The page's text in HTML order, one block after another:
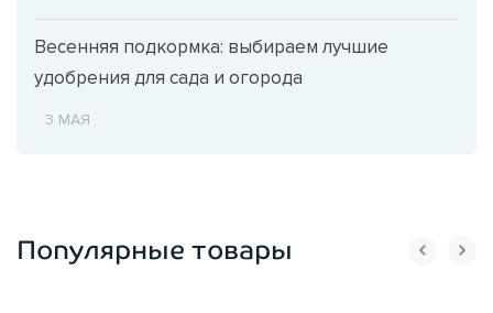
Весенняя подкормка: выбираем лучшие
удобрения для сада и огорода
3 МАЯ
Популярные товары